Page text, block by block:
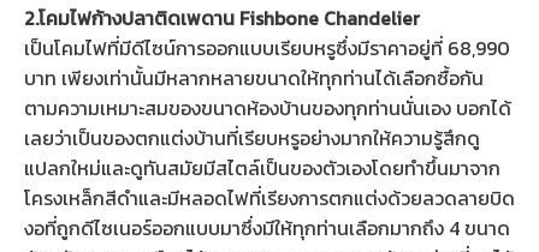
2.โคมไฟก้างปลาติดเพดาน Fishbone Chandelier
เป็นโคมไฟที่มีดีไซน์การออกแบบเรียบหรูซึ่งมีราคาอยู่ที่ 68,990
บาท เพียงเท่านั้นมีหลากหลายขนาดให้ทุกท่านได้เลือกซื้อกัน
ตามความเหมาะสมของขนาดห้องบ้านของทุกท่านนั่นเอง บอกได้
เลยว่าเป็นของตกแต่งบ้านที่เรียบหรูอย่างมากให้ความรู้สึกดู
แปลกใหม่และดูทันสมัยมีสไตล์เป็นของตัวเองโดยทำขึ้นมาจาก
โครงเหล็กสีดำและมีหลอดไฟที่เรียงการตกแต่งด้วยลวดลายบิด
งอที่ถูกดีไซเนอร์ออกแบบมาซึ่งมีให้ทุกท่านเลือกมากถึง 4 ขนาด